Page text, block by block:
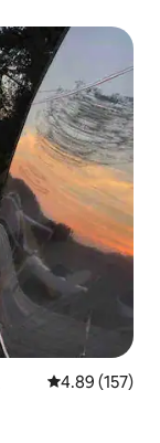
從 157 則評價
4.89 (157)